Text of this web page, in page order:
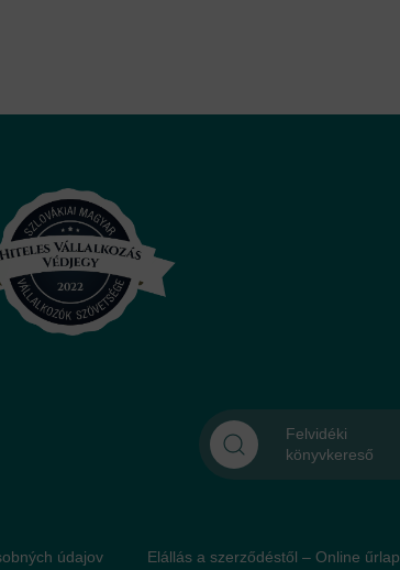
Felvidéki
könyvkereső
údajov Elállás a szerződéstől – Online űrlap